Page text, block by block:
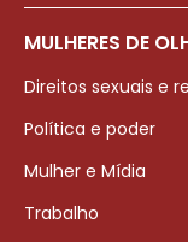
MULHERES DE
Direitos sexuais e
Política e poder
Mulher e Mídia
Trabalho